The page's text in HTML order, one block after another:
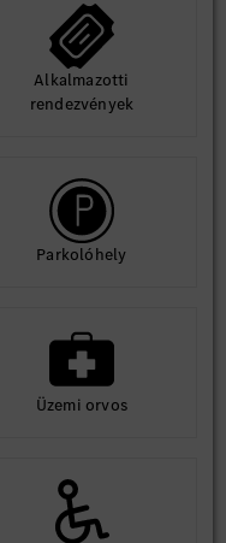
igénybe.
tapasztalatod, és
magyar és
Alkalmazotti
rendezvények
Parkolóhely
Üzemi orvos